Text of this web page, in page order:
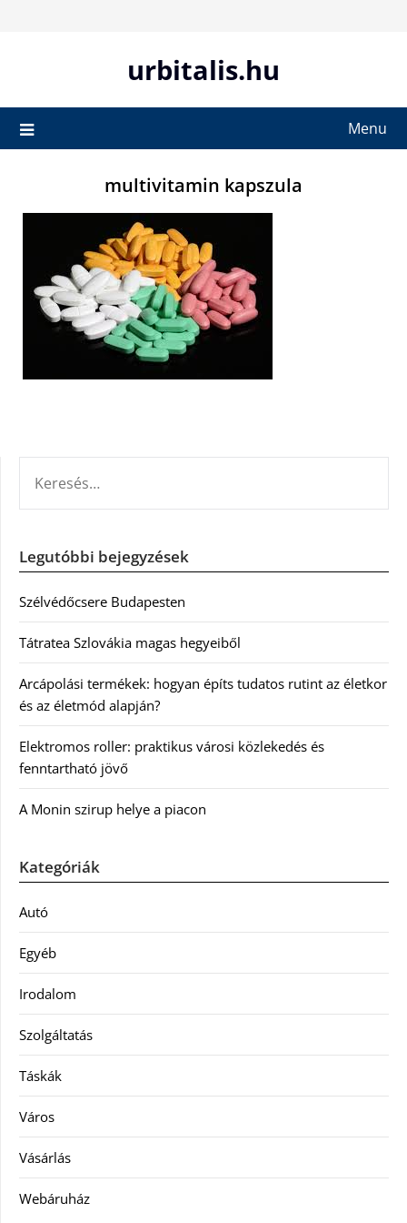
urbitalis.hu
Menu
multivitamin kapszula
Legutóbbi bejegyzések
Szélvédőcsere Budapesten
Tátratea Szlovákia magas hegyeiből
Arcápolási termékek: hogyan építs tudatos rutint az életkor
és az életmód alapján?
Elektromos roller: praktikus városi közlekedés és
fenntartható jövő
A Monin szirup helye a piacon
Kategóriák
Autó
Egyéb
Irodalom
Szolgáltatás
Táskák
Város
Vásárlás
Webáruház